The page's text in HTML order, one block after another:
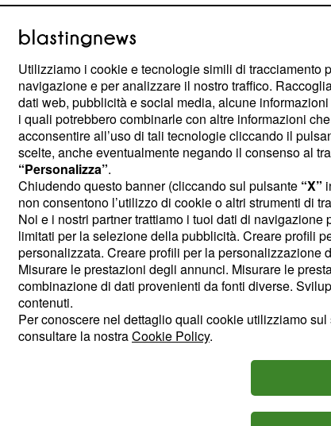
solenni e ombre dal
il bivio di Rosa e Mirella
momento più commovente della puntata riguarda
si trova ad affrontare il giorno più difficile. Prima di
in sala operatoria per il delicato intervento
la gamba, la giovane scambia conMarcello
colmo di speranza: i due si stringono in una
che sembra voler esorcizzare ogni paura sul
loro legame, messo a dura prova dalla distanza e
trova in questo istante la sua massima
Sul fronte opposto, il clima è tutt'altro
. La donna avverte un disagio
Utilizziamo i cookie e tecnologie simili di tracciamento
navigazione e per analizzare il nostro traffico.
dati web, pubblicità e social media, alcune
i quali potrebbero combinarle con altre informazioni
acconsentire all’uso di tali tecnologie cliccando il
scelte, anche eventualmente negando il consenso al
“Personalizza”.
Chiudendo questo banner (cliccando sul pulsante “X”
non consentono l’utilizzo di cookie o altri strumenti di
Noi e i nostri partner trattiamo i tuoi dati di
limitati per la selezione della pubblicità. Creare profili
personalizzata. Creare profili per la
Misurare le prestazioni degli annunci. Misurare le
combinazione di dati provenienti da fonti diverse.
contenuti.
Per conoscere nel dettaglio quali cookie utilizziamo
consultare la nostraCookie Policy.